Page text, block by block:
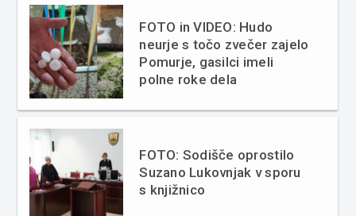
FOTO in VIDEO: Hudo
neurje s točo zvečer zajelo
Pomurje, gasilci imeli
polne roke dela
FOTO: Sodišče oprostilo
Suzano Lukovnjak v sporu
s knjižnico